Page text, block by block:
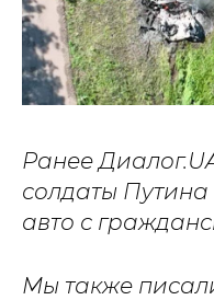
Ранее
солдаты
авто с
Мы также